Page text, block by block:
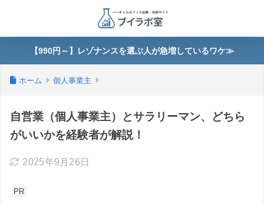
【990円～】レゾナンスを選ぶ人が急増しているワケ≫
ホーム 個人事業主
自営業（個人事業主）とサラリーマン、どちら
がいいかを経験者が解説！
2025年9月26日
PR